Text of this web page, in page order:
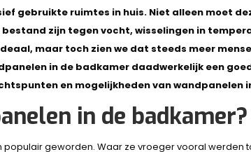
gebruikte ruimtes in huis. Niet alleen moet
zijn tegen vocht, wisselingen in
maar toch zien we dat steeds meer
in de badkamer daadwerkelijk een
en mogelijkheden van wandpanelen
in de badkamer?
geworden. Waar ze vroeger vooral werden